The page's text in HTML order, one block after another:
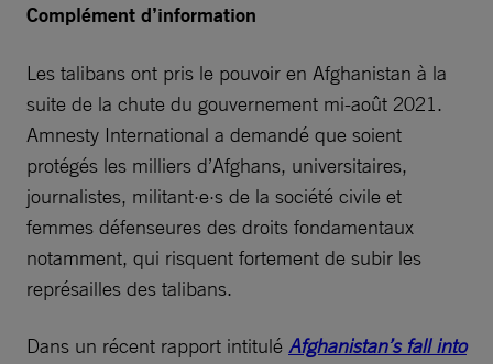
Complément d’information
Les talibans ont pris le pouvoir en Afghanistan à la
suite de la chute du gouvernement mi-août 2021.
Amnesty International a demandé que soient
protégés les milliers d’Afghans, universitaires,
journalistes, militant·e·s de la société civile et
femmes défenseures des droits fondamentaux
notamment, qui risquent fortement de subir les
représailles des talibans.
Dans un récent rapport intitulé Afghanistan’s fall into